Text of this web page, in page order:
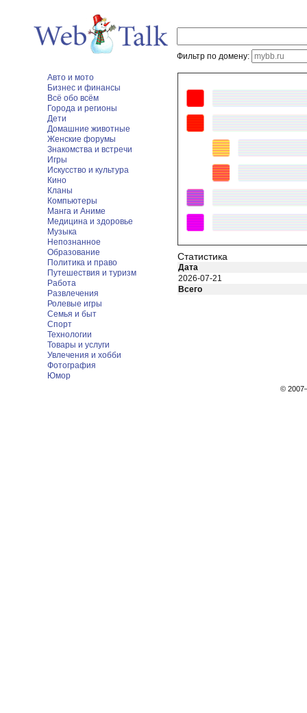
Фильтр по домену:
Авто и мото
Бизнес и финансы
Всё обо всём
Города и регионы
Дети
Домашние животные
Женские форумы
Знакомства и встречи
Игры
Искусство и культура
Кино
Кланы
Компьютеры
Манга и Аниме
Медицина и здоровье
Музыка
Непознанное
Образование
Политика и право
Путешествия и туризм
Работа
Развлечения
Ролевые игры
Семья и быт
Спорт
Технологии
Товары и услуги
Увлечения и хобби
Фотография
Юмор
Статистика
Дата
2026-07-21
Всего
©